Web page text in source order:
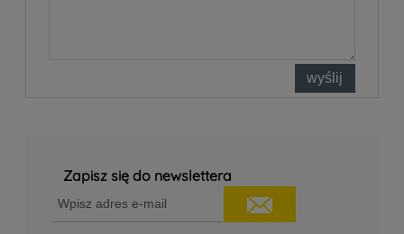
wyślij
Zapisz się do newslettera